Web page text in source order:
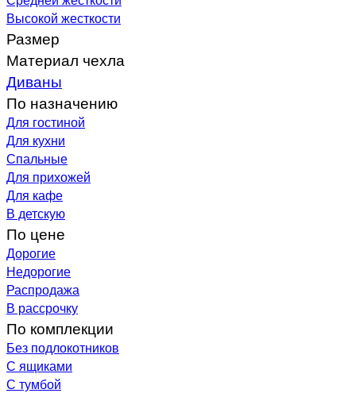
Высокой жесткости
Размер
Материал чехла
Диваны
По назначению
Для гостиной
Для кухни
Спальные
Для прихожей
Для кафе
В детскую
По цене
Дорогие
Недорогие
Распродажа
В рассрочку
По комплекции
Без подлокотников
С ящиками
С тумбой